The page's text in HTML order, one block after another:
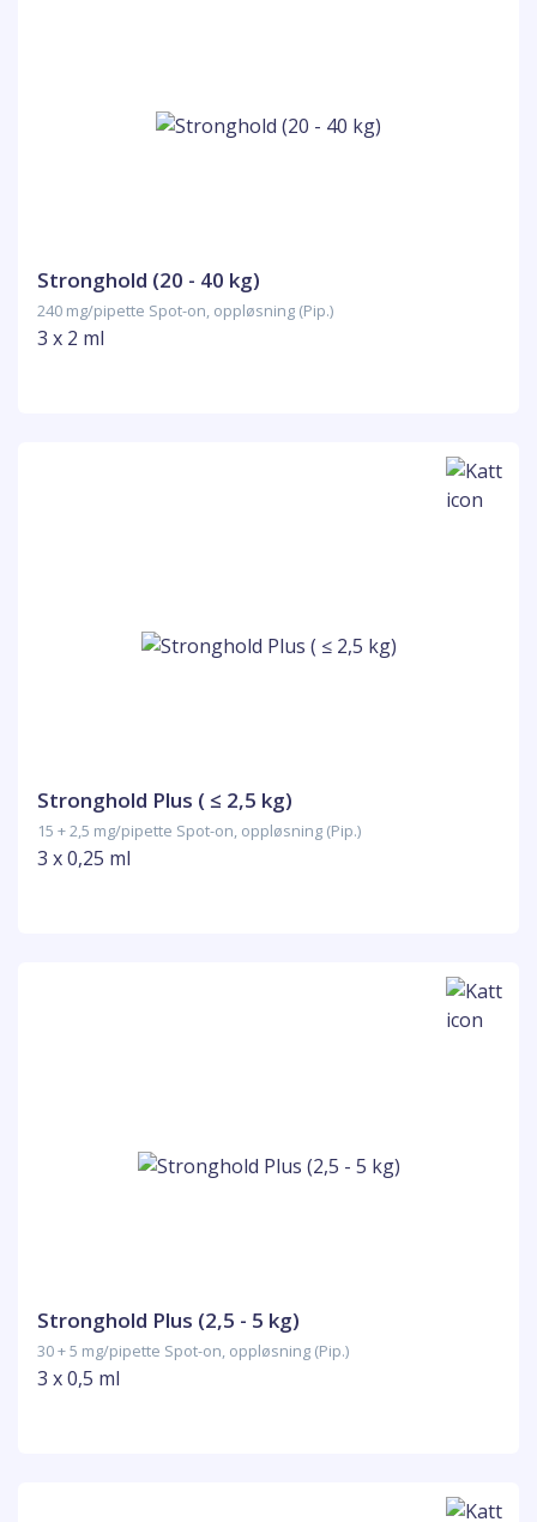
Stronghold (20 - 40 kg)
240 mg/pipette Spot-on, oppløsning (Pip.)
3 x 2 ml
Stronghold Plus ( ≤ 2,5 kg)
15 + 2,5 mg/pipette Spot-on, oppløsning (Pip.)
3 x 0,25 ml
Stronghold Plus (2,5 - 5 kg)
30 + 5 mg/pipette Spot-on, oppløsning (Pip.)
3 x 0,5 ml